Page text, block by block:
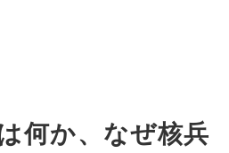
何か、なぜ核兵